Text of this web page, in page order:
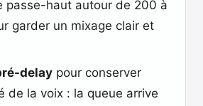
passe-haut autour de 200 à
garder un mixage clair et
delay pour conserver
de la voix : la queue arrive